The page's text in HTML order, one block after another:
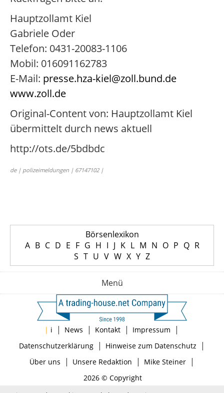
Hauptzollamt Kiel
Gabriele Oder
Telefon: 0431-20083-1106
Mobil: 016091162783
E-Mail: presse.hza-kiel@zoll.bund.de
www.zoll.de
Original-Content von: Hauptzollamt Kiel
übermittelt durch news aktuell
http://ots.de/5bdbdc
de | polizeimeldungen | 67147102 |
Börsenlexikon
A B C D E F G H I J K L M N O P Q R
S T U V W X Y Z
Menü
| i | News | Kontakt | Impressum |
Datenschutzerklärung| Hinweise zum Datenschutz |
Über uns | Unsere Redaktion | Mike Steiner|
2026 © Copyright